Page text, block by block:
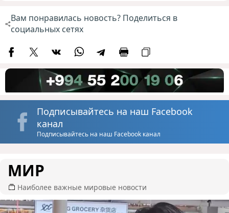
Вам понравилась новость? Поделиться в
социальных сетях
Подписывайтесь на наш Facebook
канал
Подписывайтесь на наш Facebook канал
МИР
Наиболее важные мировые новости